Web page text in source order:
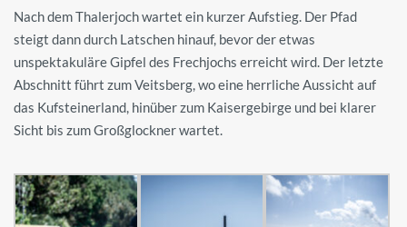
Nach dem Thalerjoch wartet ein kurzer Aufstieg. Der Pfad
steigt dann durch Latschen hinauf, bevor der etwas
unspektakuläre Gipfel des Frechjochs erreicht wird. Der letzte
Abschnitt führt zum Veitsberg, wo eine herrliche Aussicht auf
das Kufsteinerland, hinüber zum Kaisergebirge und bei klarer
Sicht bis zum Großglockner wartet.